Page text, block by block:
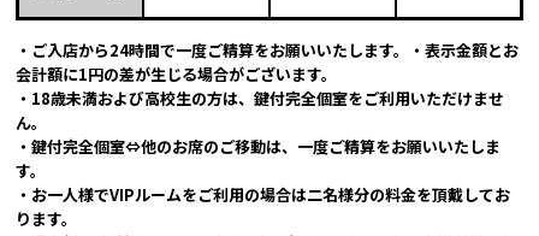
・ご入店から24時間で一度ご精算をお願いいたします。・表示金額とお
会計額に1円の差が生じる場合がございます。
・18歳未満および高校生の方は、鍵付完全個室をご利用いただけませ
ん。
・鍵付完全個室⇔他のお席のご移動は、一度ご精算をお願いいたしま
す。
・お一人様でVIPルームをご利用の場合は二名様分の料金を頂戴してお
ります。